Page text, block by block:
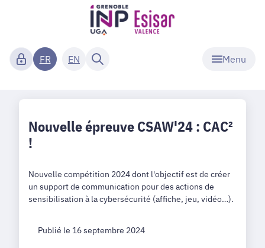
Menu
FR EN
Nouvelle épreuve CSAW'24 : CAC²
!
Nouvelle compétition 2024 dont l'objectif est de créer
un support de communication pour des actions de
sensibilisation à la cybersécurité (affiche, jeu, vidéo…).
Publié le 16 septembre 2024